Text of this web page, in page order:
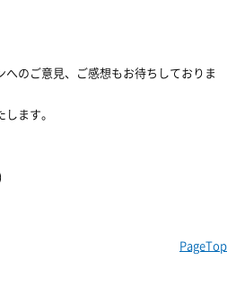
へのご意見、ご感想もお待ちしておりま
ます。
PageTop